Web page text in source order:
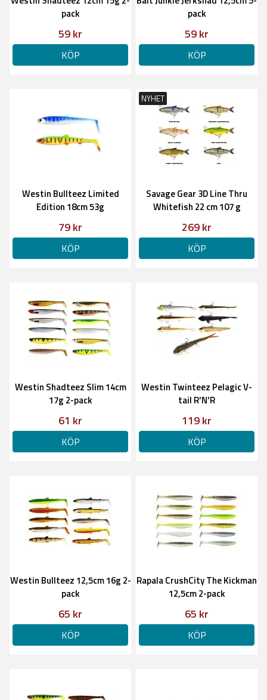
pack
59 kr
KÖP
pack
59 kr
KÖP
Westin Bullteez Limited
Edition 18cm 53g
79 kr
KÖP
NYHET
Savage Gear 3D Line Thru
Whitefish 22 cm 107 g
269 kr
KÖP
Westin Shadteez Slim 14cm
17g 2-pack
61 kr
KÖP
Westin Twinteez Pelagic V-
tail R'N'R
119 kr
KÖP
Westin Bullteez 12,5cm 16g 2-
pack
65 kr
KÖP
Rapala CrushCity The Kickman
12,5cm 2-pack
65 kr
KÖP